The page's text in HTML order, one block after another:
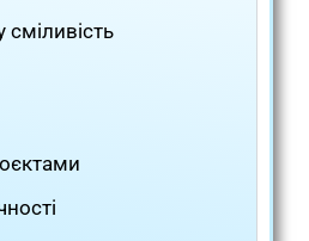
сміливість